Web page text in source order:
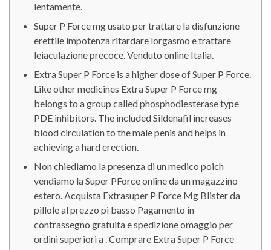
lentamente.
Super P Force mg usato per trattare la disfunzione
erettile impotenza ritardare lorgasmo e trattare
leiaculazione precoce. Venduto online Italia.
Extra Super P Force is a higher dose of Super P Force.
Like other medicines Extra Super P Force mg
belongs to a group called phosphodiesterase type
PDE inhibitors. The included Sildenafil increases
blood circulation to the male penis and helps in
achieving a hard erection.
Non chiediamo la presenza di un medico poich
vendiamo la Super PForce online da un magazzino
estero. Acquista Extrasuper P Force Mg Blister da
pillole al prezzo pi basso Pagamento in
contrassegno gratuita e spedizione omaggio per
ordini superiori a . Comprare Extra Super P Force